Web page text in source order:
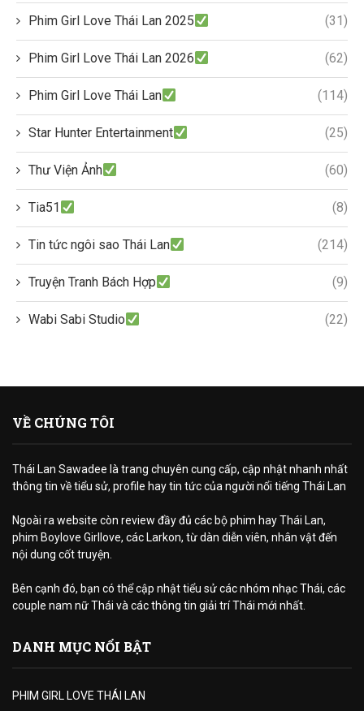
Phim Girl Love Thái Lan 2025 (31)
Phim Girl Love Thái Lan 2026 (62)
Phim Girl Love Thái Lan (114)
Star Hunter Entertainment (25)
Thư Viện Ảnh (60)
Tia51 (8)
Tin tức ngôi sao Thái Lan (214)
Truyện Tranh Bách Hợp (9)
Wabi Sabi Studio (22)
VỀ CHÚNG TÔI
Thái Lan Sawadee là trang chuyên cung cấp, cập nhật nhanh nhất
thông tin về tiểu sử, profile hay tin tức của người nổi tiếng Thái Lan
Ngoài ra website còn review đầy đủ các bộ phim hay Thái Lan,
phim Boylove Girllove, các Larkon, từ dàn diễn viên, nhân vật đến
nội dung cốt truyện.
Bên cạnh đó, bạn có thể cập nhật tiểu sử các nhóm nhạc Thái, các
couple nam nữ Thái và các thông tin giải trí Thái mới nhất.
DANH MỤC NỔI BẬT
PHIM GIRL LOVE THÁI LAN